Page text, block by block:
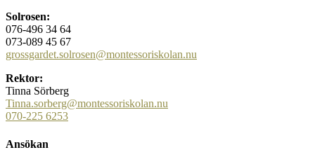
Solrosen:
076-496 34 64
073-089 45 67
grossgardet.solrosen@montessoriskolan.nu
Rektor:
Tinna Sörberg
Tinna.sorberg@montessoriskolan.nu
070-225 6253
Ansökan